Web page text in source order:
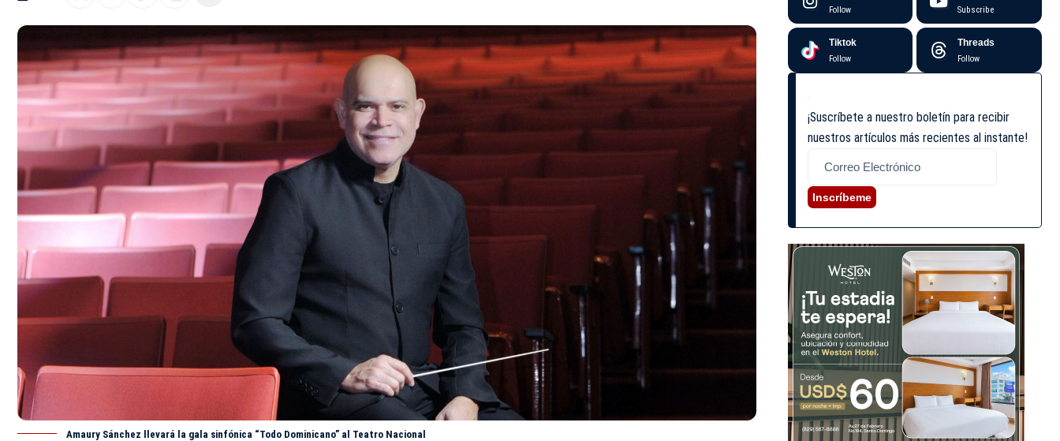
Amaury Sánchez llevará la gala sinfónica “Todo Dominicano” al Teatro Nacional
Follow Subscribe
Tiktok
Follow
Threads
Follow
¡Suscríbete a nuestro boletín para recibir
nuestros artículos más recientes al instante!
Inscríbeme